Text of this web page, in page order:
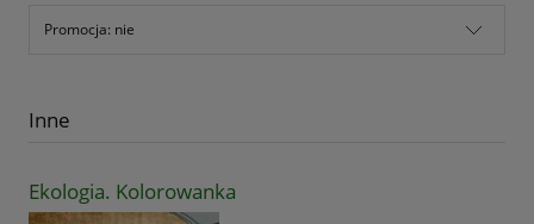
Promocja: nie
Inne
Ekologia. Kolorowanka